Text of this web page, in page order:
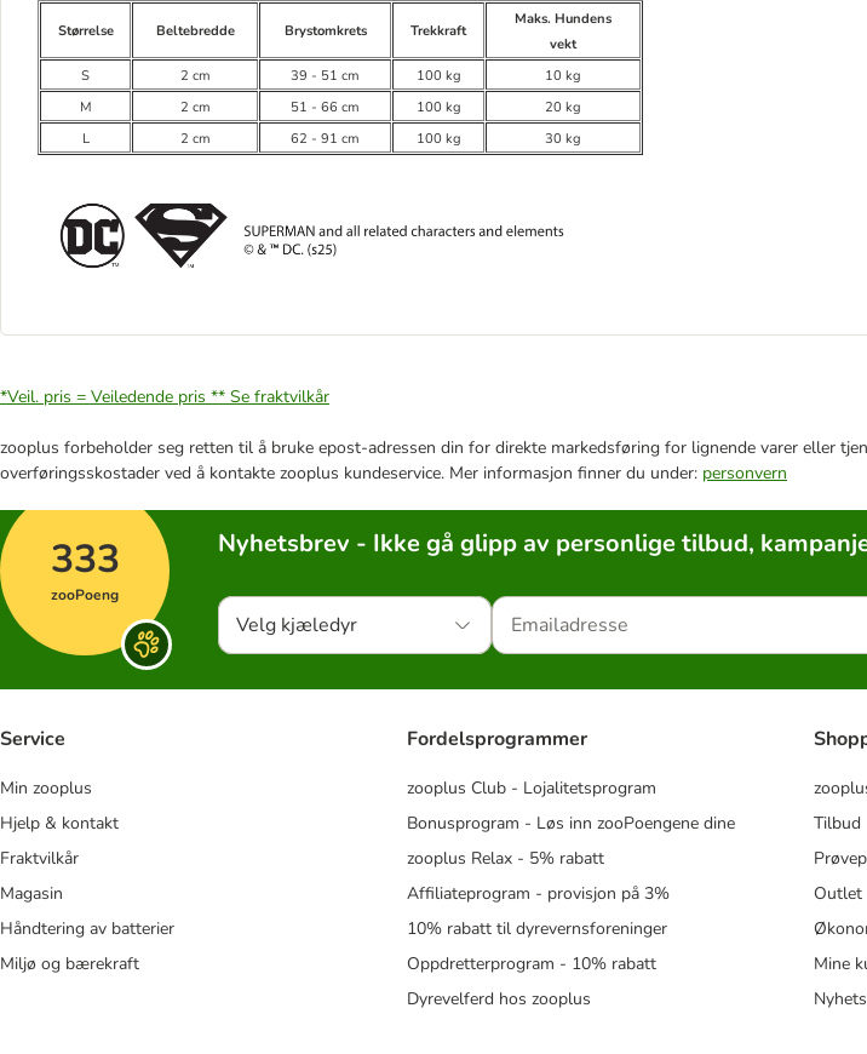
Størrelse Beltebredde Brystomkrets Trekkraft
Maks. Hundens
vekt
S
2 cm 39 - 51 cm 100 kg
10 kg
M
2 cm 51 - 66 cm 100 kg
20 kg
L
2 cm 62 - 91 cm 100 kg 30 kg
*Veil. pris = Veiledende pris ** Se fraktvilkår
zooplus forbeholder seg retten til å bruke epost-adressen din for direkte markedsføring for lignende varer eller
overføringsskostader ved å kontakte zooplus kundeservice. Mer informasjon finner du under: personvern
333
zooPoeng
Nyhetsbrev - Ikke gå glipp av personlige tilbud,
Velg kjæledyr
Service
Min zooplus
Hjelp & kontakt
Fraktvilkår
Magasin
Håndtering av batterier
Miljø og bærekraft
Fordelsprogrammer
zooplus Club - Lojalitetsprogram
Bonusprogram - Løs inn zooPoengene dine
zooplus Relax - 5% rabatt
Affiliateprogram - provisjon på 3%
10% rabatt til dyrevernsforeninger
Oppdretterprogram - 10% rabatt
Dyrevelferd hos zooplus
Tilbud
Outlet
Mine